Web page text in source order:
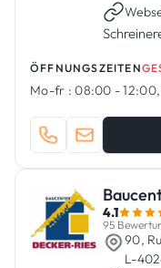
ÖFFNUNGSZEITEN
Mo-fr : 08:00 -
4.1
95
90,
L-